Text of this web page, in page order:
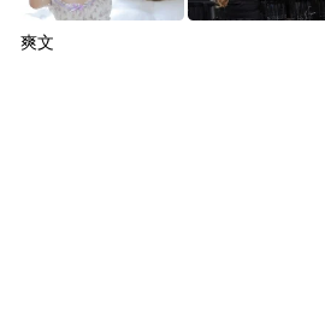
爽文